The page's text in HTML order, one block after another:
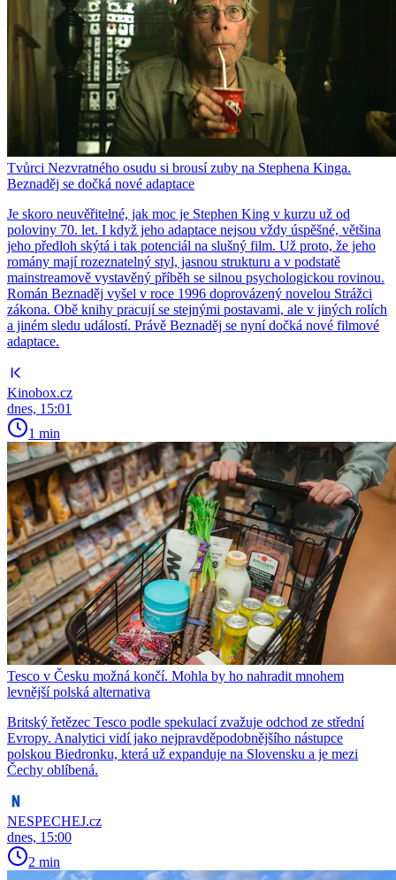
Tvůrci Nezvratného osudu si brousí zuby na Stephena Kinga.
Beznaděj se dočká nové adaptace
Je skoro neuvěřitelné, jak moc je Stephen King v kurzu už od
poloviny 70. let. I když jeho adaptace nejsou vždy úspěšné, většina
jeho předloh skýtá i tak potenciál na slušný film. Už proto, že jeho
romány mají rozeznatelný styl, jasnou strukturu a v podstatě
mainstreamově vystavěný příběh se silnou psychologickou rovinou.
Román Beznaděj vyšel v roce 1996 doprovázený novelou Strážci
zákona. Obě knihy pracují se stejnými postavami, ale v jiných rolích
a jiném sledu událostí. Právě Beznaděj se nyní dočká nové filmové
adaptace.
Kinobox.cz
dnes, 15:01
1 min
Tesco v Česku možná končí. Mohla by ho nahradit mnohem
levnější polská alternativa
Britský řetězec Tesco podle spekulací zvažuje odchod ze střední
Evropy. Analytici vidí jako nejpravděpodobnějšího nástupce
polskou Biedronku, která už expanduje na Slovensku a je mezi
Čechy oblíbená.
NESPECHEJ.cz
dnes, 15:00
2 min